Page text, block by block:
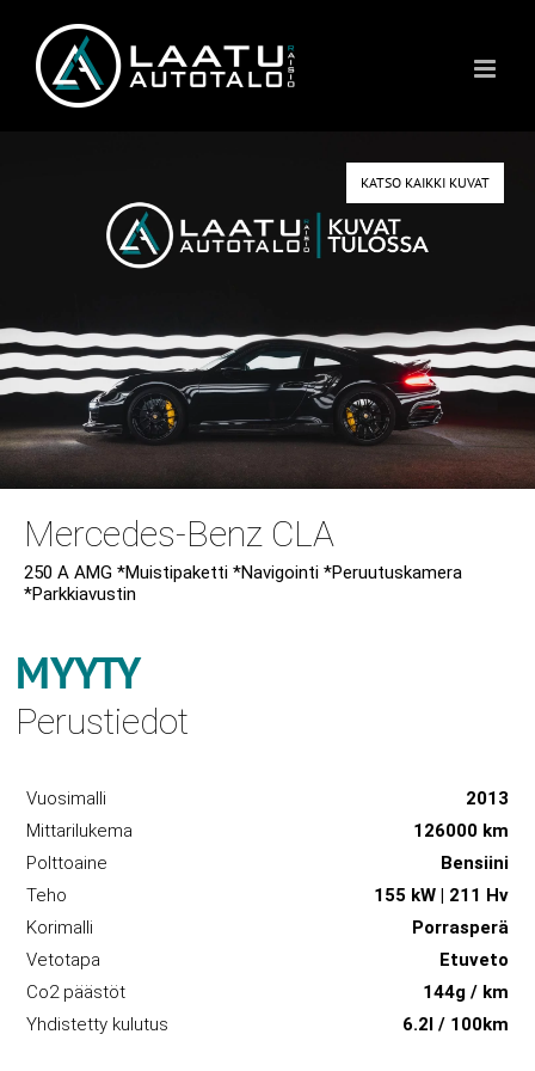
content
KATSO KAIKKI KUVAT
Mercedes-Benz CLA
250 A AMG *Muistipaketti *Navigointi *Peruutuskamera
*Parkkiavustin
MYYTY
Perustiedot
Vuosimalli
2013
Mittarilukema
126000 km
Polttoaine
Bensiini
Teho
155 kW | 211 Hv
Korimalli
Porrasperä
Vetotapa
Etuveto
Co2 päästöt
144g / km
Yhdistetty kulutus
6.2l / 100km